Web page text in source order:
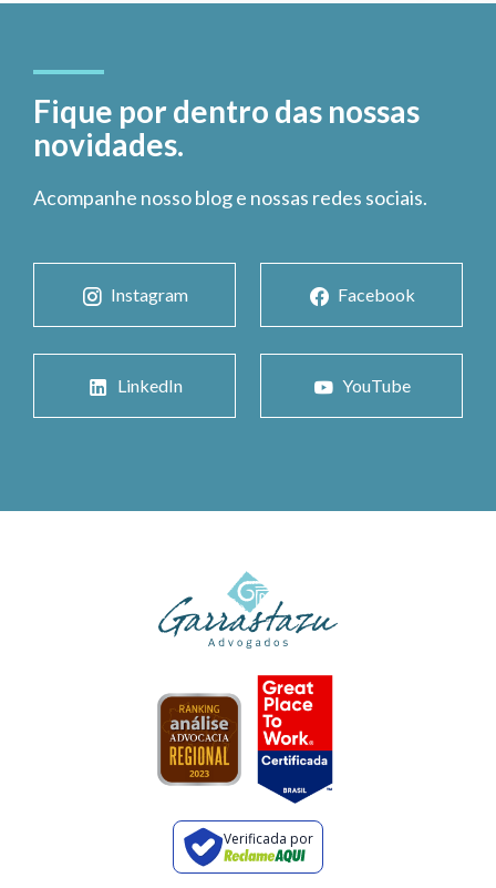
Fique por dentro das nossas
novidades.
Acompanhe nosso blog e nossas redes sociais.
Instagram Facebook
LinkedIn YouTube
Verificada por